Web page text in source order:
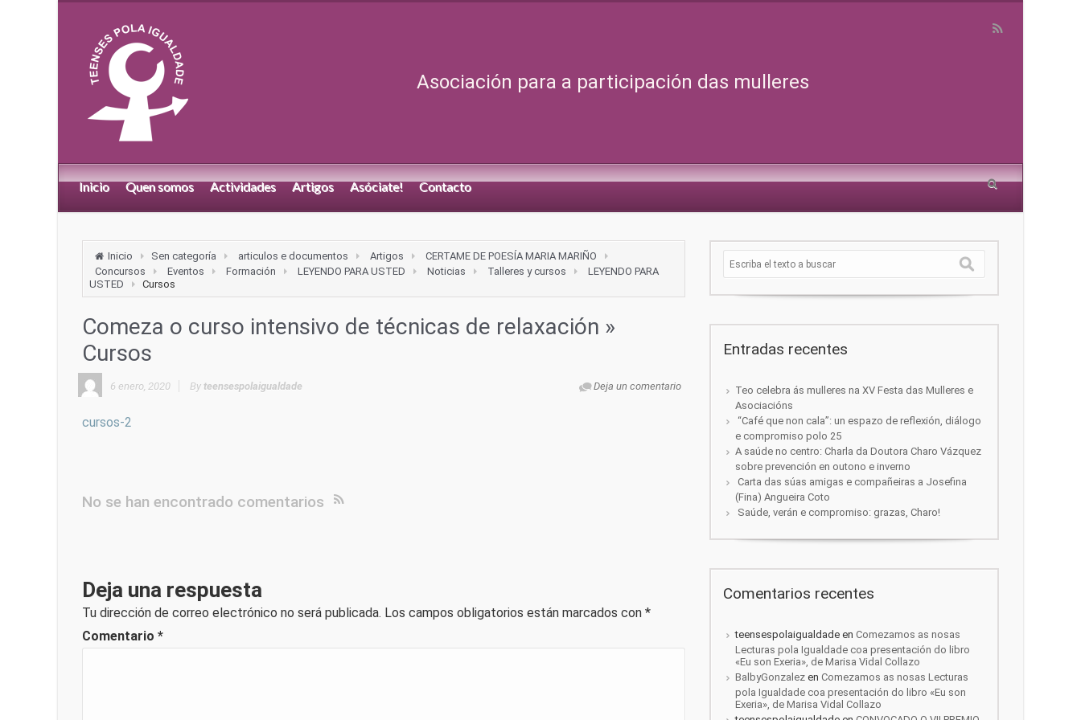
Asociación para a participación das mulleres
Inicio Quen somos Actividades Artigos Asóciate! Contacto
Inicio Sen categoría articulos e documentos Artigos
CERTAME DE POESÍA MARIA MARIÑO
Concursos
Eventos Formación LEYENDO PARA USTED Noticias Talleres y cursos
LEYENDO PARA
USTED
Cursos
Comeza o curso intensivo de técnicas de relaxación »
Cursos
6 enero, 2020 Deja un comentario
By teensespolaigualdade
cursos-2
No se han encontrado comentarios
Deja una respuesta
Tu dirección de correo electrónico no será publicada. Los campos obligatorios están marcados con *
Comentario *
Entradas recentes
Teo celebra ás mulleres na XV Festa das Mulleres e
Asociacións
“Café que non cala”: un espazo de reflexión, diálogo
e compromiso polo 25
A saúde no centro: Charla da Doutora Charo Vázquez
sobre prevención en outono e inverno
Carta das súas amigas e compañeiras a Josefina
(Fina) Angueira Coto
Saúde, verán e compromiso: grazas, Charo!
Comentarios recentes
teensespolaigualdade en Comezamos as nosas
Lecturas pola Igualdade coa presentación do libro
«Eu son Exeria», de Marisa Vidal Collazo
BalbyGonzalez en Comezamos as nosas Lecturas
pola Igualdade coa presentación do libro «Eu son
Exeria», de Marisa Vidal Collazo